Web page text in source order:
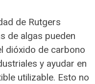
de Rutgers
de algas pueden
dióxido de carbono
y ayudar en
utilizable. Esto no